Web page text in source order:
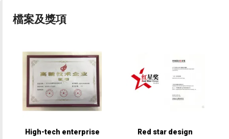
檔案及獎項
High-tech enterprise Red star design